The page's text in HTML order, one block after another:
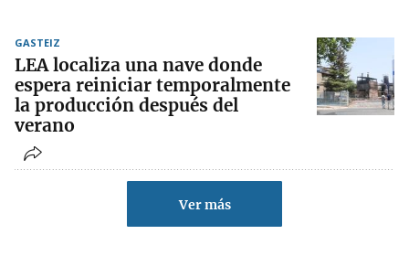
GASTEIZ
LEA localiza una nave donde
espera reiniciar temporalmente
la producción después del
verano
Ver más